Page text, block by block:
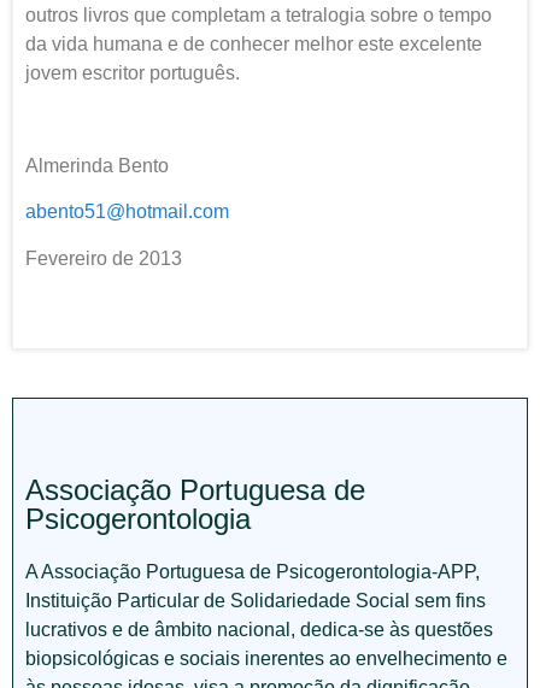
outros livros que completam a tetralogia sobre o tempo
da vida humana e de conhecer melhor este excelente
jovem escritor português.
Almerinda Bento
abento51@hotmail.com
Fevereiro de 2013
Associação Portuguesa de
Psicogerontologia
A Associação Portuguesa de Psicogerontologia-APP,
Instituição Particular de Solidariedade Social sem fins
lucrativos e de âmbito nacional, dedica-se às questões
biopsicológicas e sociais inerentes ao envelhecimento e